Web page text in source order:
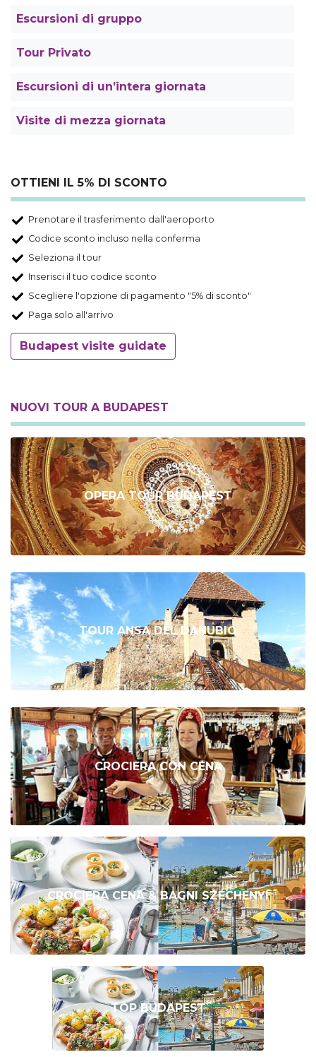
Escursioni di gruppo
Tour Privato
Escursioni di un’intera giornata
Visite di mezza giornata
OTTIENI IL 5% DI SCONTO
Prenotare il trasferimento dall'aeroporto
Codice sconto incluso nella conferma
Seleziona il tour
Inserisci il tuo codice sconto
Scegliere l'opzione di pagamento "5% di sconto"
Paga solo all'arrivo
Budapest visite guidate
NUOVI TOUR A BUDAPEST
OPERA TOUR BUDAPEST
TOUR ANSA DEL DANUBIO
CROCIERA CON CENA
CROCIERA CENA & BAGNI SZÉCHENYI
TOP BUDAPEST